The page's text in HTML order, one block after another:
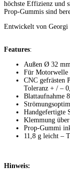
höchste Effizienz und
Prop-Gummis sind
Entwickelt von Georgi
Features:
Außen Ø 32 mm
Für Motorwelle
CNC gefrästen
Toleranz + / –
Blattaufnahme
Handgefertigte
Klemmung
Prop-Gummi
11,8 g leicht –
Hinweis: